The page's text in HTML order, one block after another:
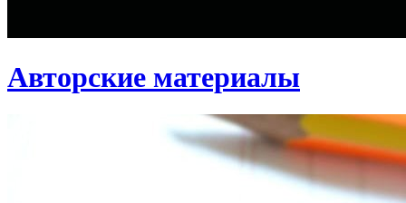
Авторские материалы